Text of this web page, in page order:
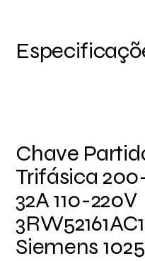
Chave
Trifásica
32A 110-220V
Siemens